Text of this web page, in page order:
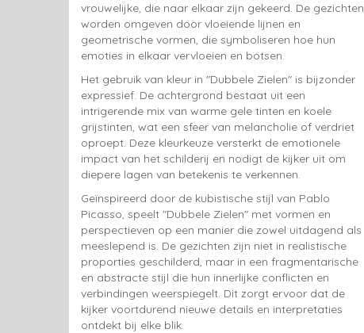
vrouwelijke, die naar elkaar zijn gekeerd. De gezichten
worden omgeven door vloeiende lijnen en
geometrische vormen, die symboliseren hoe hun
emoties in elkaar vervloeien en botsen.
Het gebruik van kleur in "Dubbele Zielen" is bijzonder
expressief. De achtergrond bestaat uit een
intrigerende mix van warme gele tinten en koele
grijstinten, wat een sfeer van melancholie of verdriet
oproept. Deze kleurkeuze versterkt de emotionele
impact van het schilderij en nodigt de kijker uit om
diepere lagen van betekenis te verkennen.
Geïnspireerd door de kubistische stijl van Pablo
Picasso, speelt "Dubbele Zielen" met vormen en
perspectieven op een manier die zowel uitdagend als
meeslepend is. De gezichten zijn niet in realistische
proporties geschilderd, maar in een fragmentarische
en abstracte stijl die hun innerlijke conflicten en
verbindingen weerspiegelt. Dit zorgt ervoor dat de
kijker voortdurend nieuwe details en interpretaties
ontdekt bij elke blik.